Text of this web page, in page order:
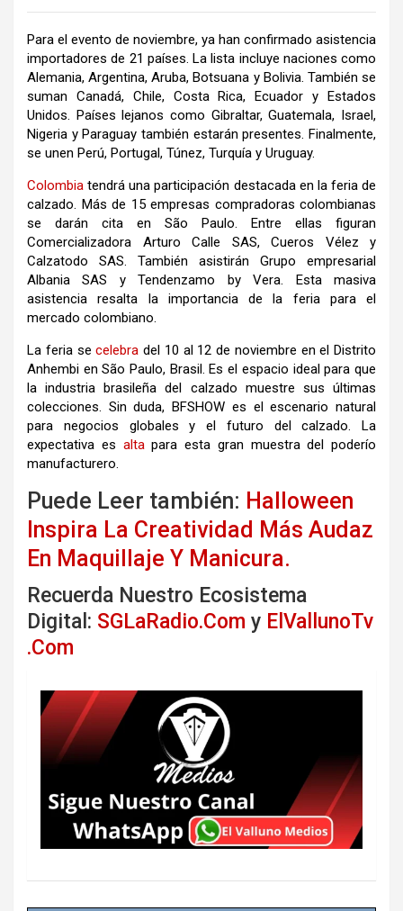
Para el evento de noviembre, ya han confirmado asistencia
importadores de 21 países. La lista incluye naciones como
Alemania, Argentina, Aruba, Botsuana y Bolivia. También se
suman Canadá, Chile, Costa Rica, Ecuador y Estados
Unidos. Países lejanos como Gibraltar, Guatemala, Israel,
Nigeria y Paraguay también estarán presentes. Finalmente,
se unen Perú, Portugal, Túnez, Turquía y Uruguay.
Colombia tendrá una participación destacada en la feria de
calzado. Más de 15 empresas compradoras colombianas
se darán cita en São Paulo. Entre ellas figuran
Comercializadora Arturo Calle SAS, Cueros Vélez y
Calzatodo SAS. También asistirán Grupo empresarial
Albania SAS y Tendenzamo by Vera. Esta masiva
asistencia resalta la importancia de la feria para el
mercado colombiano.
La feria secelebra del 10 al 12 de noviembre en el Distrito
Anhembi en São Paulo, Brasil. Es el espacio ideal para que
la industria brasileña del calzado muestre sus últimas
colecciones. Sin duda, BFSHOW es el escenario natural
para negocios globales y el futuro del calzado. La
expectativa es altapara esta gran muestra del poderío
manufacturero.
Puede Leer también: Halloween
Inspira La Creatividad Más Audaz
En Maquillaje Y Manicura.
Recuerda Nuestro Ecosistema
Digital: SGLaRadio.Com y ElVallunoTv
.Com